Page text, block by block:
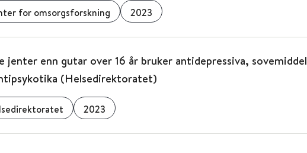
for omsorgsforskning 2023
jenter enn gutar over 16 år bruker antidepressiva, sovemiddel
(Helsedirektoratet)
2023